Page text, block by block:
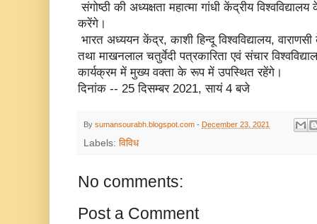
संगोष्ठी की अध्यक्षता महात्मा गांधी केंद्रीय
करेंगे।
भारत अध्ययन केंद्र, काशी हिन्दू विश्वविद्यालय,
तथा माखनलाल चतुर्वेदी पत्रकारिता एवं संचार
कार्यक्रम में मुख्य वक्ता के रूप में उपस्थित रहेंगे।
दिनांक -- 25 दिसम्बर 2021, सायं 4 बजे
By sumansourabh.blogspot.com - December 23, 2021
Labels: विविध
No comments:
Post a Comment